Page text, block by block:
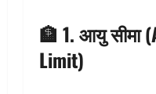
🏦 1. आयु सीमा
Limit)